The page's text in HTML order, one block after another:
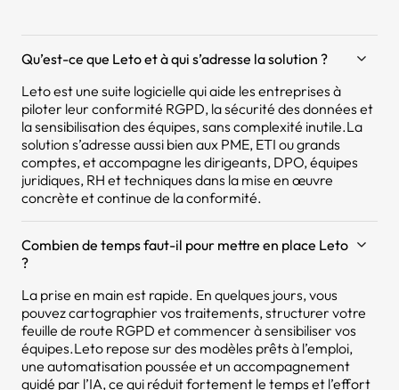
Qu’est-ce que Leto et à qui s’adresse la solution ?
Leto est une suite logicielle qui aide les entreprises à
piloter leur conformité RGPD, la sécurité des données et
la sensibilisation des équipes, sans complexité inutile.La
solution s’adresse aussi bien aux PME, ETI ou grands
comptes, et accompagne les dirigeants, DPO, équipes
juridiques, RH et techniques dans la mise en œuvre
concrète et continue de la conformité.
Combien de temps faut-il pour mettre en place Leto
?
La prise en main est rapide. En quelques jours, vous
pouvez cartographier vos traitements, structurer votre
feuille de route RGPD et commencer à sensibiliser vos
équipes.Leto repose sur des modèles prêts à l’emploi,
une automatisation poussée et un accompagnement
guidé par l’IA, ce qui réduit fortement le temps et l’effort